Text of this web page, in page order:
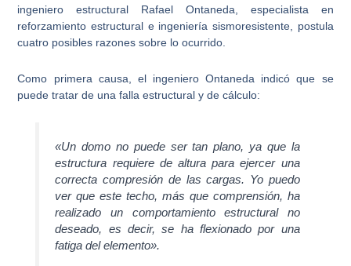
ingeniero estructural Rafael Ontaneda, especialista en
reforzamiento estructural e ingeniería sismoresistente, postula
cuatro posibles razones sobre lo ocurrido.
Como primera causa, el ingeniero Ontaneda indicó que se
puede tratar de unafalla estructural y de cálculo:
«Un domo no puede ser tan plano, ya que la
estructura requiere de altura para ejercer una
correcta compresión de las cargas. Yo puedo
ver que este techo, más que comprensión, ha
realizado un comportamiento estructural no
deseado, es decir, se ha flexionado por una
fatiga del elemento».